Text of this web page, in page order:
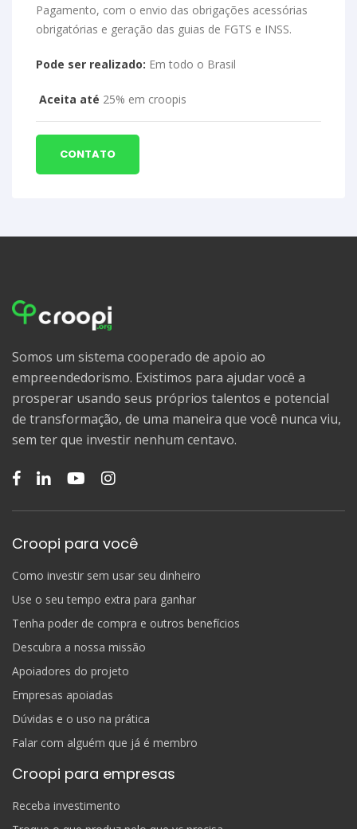
Pagamento, com o envio das obrigações acessórias
obrigatórias e geração das guias de FGTS e INSS.
Pode ser realizado: Em todo o Brasil
Aceita até 25% em croopis
CONTATO
Somos um sistema cooperado de apoio ao
empreendedorismo. Existimos para ajudar você a
prosperar usando seus próprios talentos e potencial
de transformação, de uma maneira que você nunca viu,
sem ter que investir nenhum centavo.
Croopi para você
Como investir sem usar seu dinheiro
Use o seu tempo extra para ganhar
Tenha poder de compra e outros benefícios
Descubra a nossa missão
Apoiadores do projeto
Empresas apoiadas
Dúvidas e o uso na prática
Falar com alguém que já é membro
Croopi para empresas
Receba investimento